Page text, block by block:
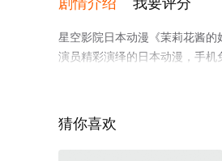
剧情介绍 我要评分
星空影院日本动漫《茉莉花酱
演员精彩演绎的日本动漫，手
猜你喜欢